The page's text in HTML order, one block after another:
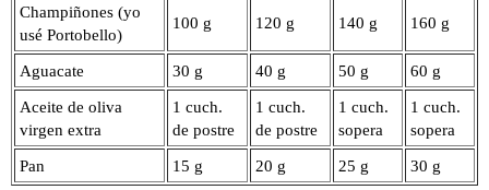
Champiñones (yo
usé Portobello)
100 g 120 g 140 g 160 g
Aguacate 30 g 40 g 50 g
60 g
Aceite de oliva
virgen extra
1 cuch.
de postre
1 cuch.
de postre
1 cuch.
sopera
1 cuch.
sopera
Pan
15 g 20 g 25 g 30 g